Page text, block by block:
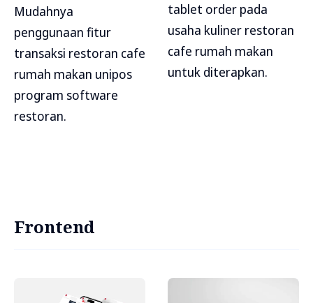
Mudahnya
penggunaan fitur
transaksi restoran cafe
rumah makan unipos
program software
restoran.
tablet order pada
usaha kuliner restoran
cafe rumah makan
untuk diterapkan.
Frontend